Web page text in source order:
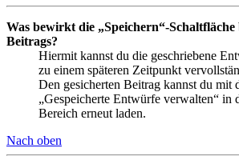
Was bewirkt die „Speichern“-Schaltfläche
Beitrags?
Hiermit kannst du die geschriebene
zu einem späteren Zeitpunkt
Den gesicherten Beitrag kannst du mit
„Gespeicherte Entwürfe verwalten“ in
Bereich erneut laden.
Nach oben